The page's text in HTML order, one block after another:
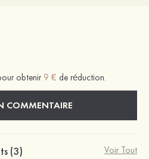
obtenir 9 € de réduction.
COMMENTAIRE
(3) Voir Tout